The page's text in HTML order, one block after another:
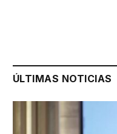
ÚLTIMAS NOTICIAS